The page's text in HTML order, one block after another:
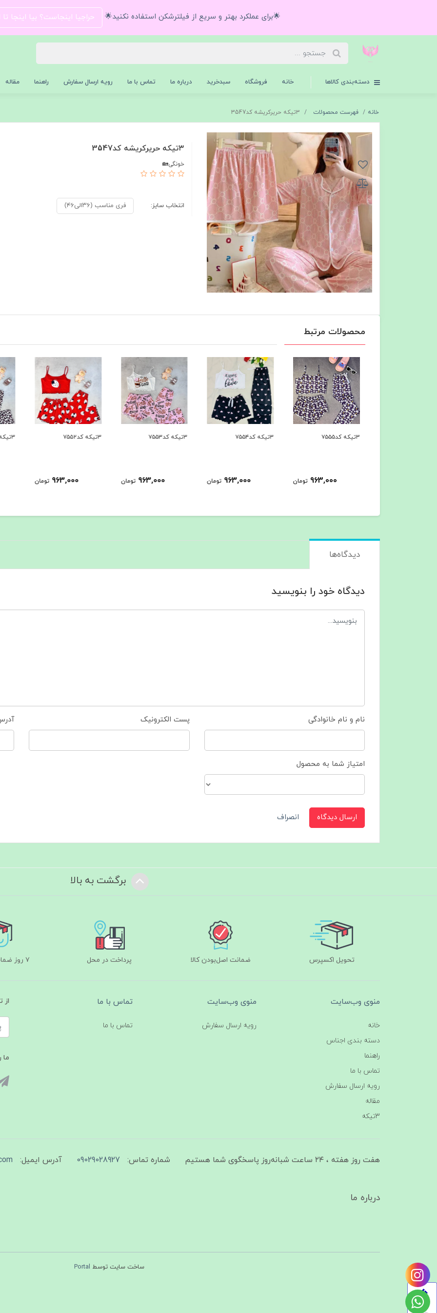
🌟برای عملکرد بهتر و سریع از فیلترشکن استفاده نکنید🌟 حراجیا اینجاست؟ بیا اینجا
دسته‌بندی کالاها خانه فروشگاه سبدخرید درباره ما تماس با ما رویه ارسال سفارش راهنما مقاله
خانه فهرست محصولات ۳تیکه حریرکریشه کد3547
۳تیکه حریرکریشه کد3547
خونگی🏡
انتخاب سایز: فری مناسب (۳۶الی۴۶)
محصولات مرتبط
۳تیکه کد۷۵۵۴
963,000 تومان
۳تیکه کد۷۵۵۳
963,000 تومان
۳تیکه کد۷۵۵۲
963,000 تومان
۳تیکه کد۷۵۵۱
963,000 تومان
۳تیکه کد۷۵۵۰
دیدگاه‌ها
دیدگاه خود را بنویسید
نام و نام خانوادگی پست الکترونیک
امتیاز شما به محصول
ارسال دیدگاه انصراف
برگشت به بالا
تحویل اکسپرس ضمانت اصل‌بودن کالا پرداخت در محل ۷ روز ضمانت بازگشت
منوی وب‌سایت
خانه
دسته بندی اجناس
راهنما
تماس با ما
رویه ارسال سفارش
مقاله
3تیکه
منوی وب‌سایت
رویه ارسال سفارش
تماس با ما
تماس با ما
از
ما
هفت روز هفته ، ۲۴ ساعت شبانه‌روز پاسخگوی شما هستیم شماره تماس: 09029028927 آدرس ایمیل:
درباره ما
ساخت سایت توسط Portal